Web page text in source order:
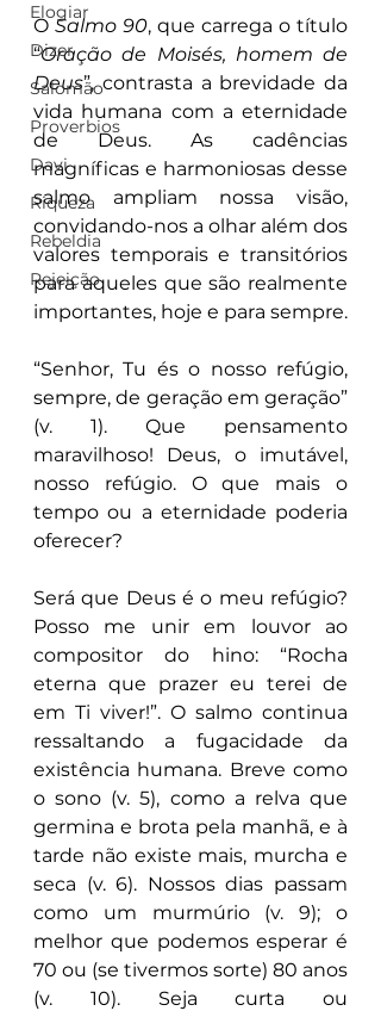
Elogiar
Dizer
Salomão
Proverbios
Davi
Riqueza
Rebeldia
Rejeição
O Salmo 90, que carrega o título
“Oração de Moisés, homem de
Deus”, contrasta a brevidade da
vida humana com a eternidade
de Deus. As cadências
magníficas e harmoniosas desse
salmo ampliam nossa visão,
convidando-nos a olhar além dos
valores temporais e transitórios
para aqueles que são realmente
importantes, hoje e para sempre.
“Senhor, Tu és o nosso refúgio,
sempre, de geração em geração”
(v. 1). Que pensamento
maravilhoso! Deus, o imutável,
nosso refúgio. O que mais o
tempo ou a eternidade poderia
oferecer?
Será que Deus é o meu refúgio?
Posso me unir em louvor ao
compositor do hino: “Rocha
eterna que prazer eu terei de
em Ti viver!”. O salmo continua
ressaltando a fugacidade da
existência humana. Breve como
o sono (v. 5), como a relva que
germina e brota pela manhã, e à
tarde não existe mais, murcha e
seca (v. 6). Nossos dias passam
como um murmúrio (v. 9); o
melhor que podemos esperar é
70 ou (se tivermos sorte) 80 anos
(v. 10). Seja curta ou